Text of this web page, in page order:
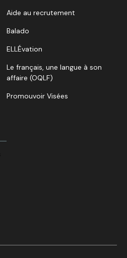
Aide au recrutement
Balado
ELLÉvation
Le français, une langue à son
affaire (OQLF)
Promouvoir Visées